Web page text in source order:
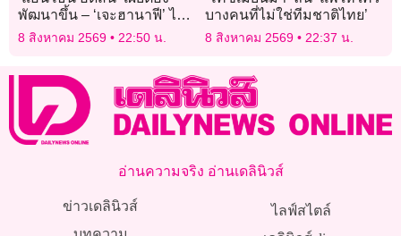
พัฒนาขึ้น – ‘เจะฮานาฟี’ ไม่
เครียดยิงจุดโทษ
8 สิงหาคม 2569 22:50 น.
บางคนที่ไม่ใช่ทีมชาติไทย’
8 สิงหาคม 2569 22:37 น.
อ่านความจริง อ่านเดลินิวส์
ข่าวเดลินิวส์
ไลฟ์สไตล์